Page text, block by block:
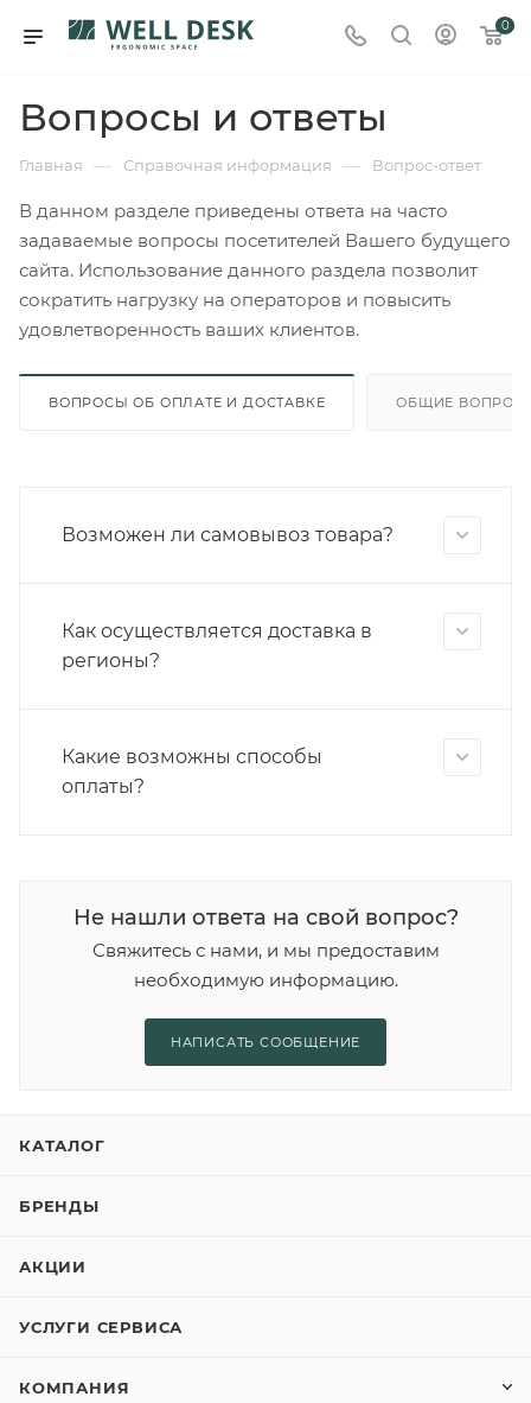
0
Вопросы и ответы
Главная — Справочная информация — Вопрос-ответ
В данном разделе приведены ответа на часто
задаваемые вопросы посетителей Вашего будущего
сайта. Использование данного раздела позволит
сократить нагрузку на операторов и повысить
удовлетворенность ваших клиентов.
ВОПРОСЫ ОБ ОПЛАТЕ И ДОСТАВКЕ ОБЩИЕ
Возможен ли самовывоз товара?
Как осуществляется доставка в
регионы?
Какие возможны способы
оплаты?
Не нашли ответа на свой вопрос?
Свяжитесь с нами, и мы предоставим
необходимую информацию.
НАПИСАТЬ СООБЩЕНИЕ
КАТАЛОГ
БРЕНДЫ
АКЦИИ
УСЛУГИ СЕРВИСА
КОМПАНИЯ